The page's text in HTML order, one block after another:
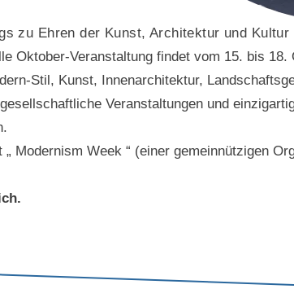
zu Ehren der Kunst, Architektur und
Oktober-Veranstaltung findet vom 15. bis
Stil, Kunst, Innenarchitektur,
Veranstaltungen und
Modernism Week “ (einer gemeinnützigen